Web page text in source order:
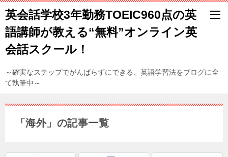
英会話学校3年勤務TOEIC960点の英
語講師が教える“無料”オンライン英
会話スクール！
～確実なステップでがんばらずにできる、英語学習法をブログに全
て執筆中～
「海外」の記事一覧